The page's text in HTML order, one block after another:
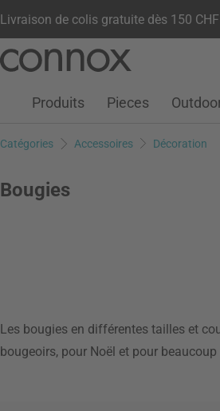
Livraison de colis gratuite dès 150 CHF
contenu
Votre compteListe de souhaits
Warenkorb
Produits Pieces
Catégories Accessoires Décoration
Bougies
Les bougies en différentes tailles et
bougeoirs, pour Noël et pour beaucoup